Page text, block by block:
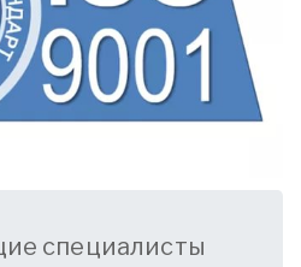
специалисты